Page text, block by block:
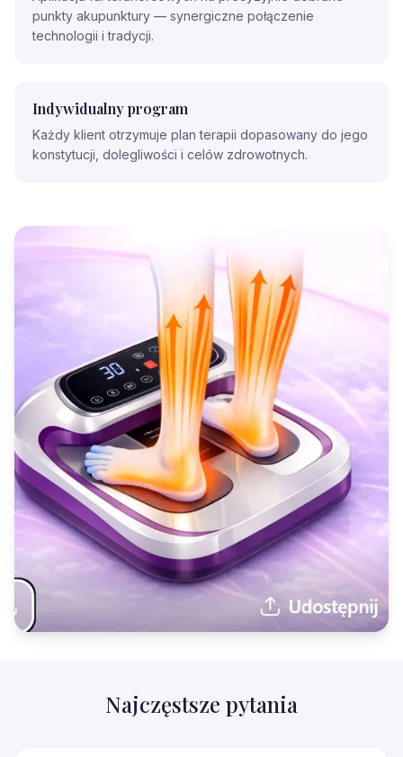
punkty akupunktury — synergiczne połączenie
technologii i tradycji.
Indywidualny program
Każdy klient otrzymuje plan terapii dopasowany do jego
konstytucji, dolegliwości i celów zdrowotnych.
Najczęstsze pytania